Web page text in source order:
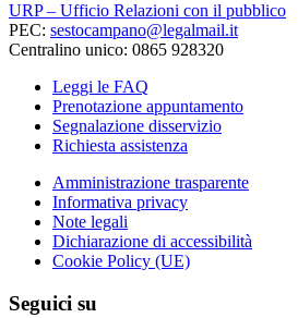
URP – Ufficio Relazioni con il pubblico
PEC: sestocampano@legalmail.it
Centralino unico: 0865 928320
Leggi le FAQ
Prenotazione appuntamento
Segnalazione disservizio
Richiesta assistenza
Amministrazione trasparente
Informativa privacy
Note legali
Dichiarazione di accessibilità
Cookie Policy (UE)
Seguici su